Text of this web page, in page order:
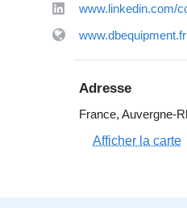
www.linkedin.com/
www.dbequipment.fr
Adresse
France, Auvergne-
Afficher la carte